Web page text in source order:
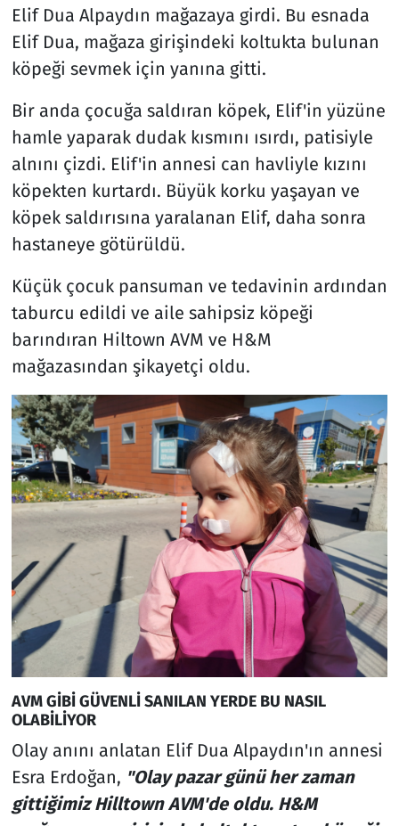
Elif Dua Alpaydın mağazaya girdi. Bu esnada
Elif Dua, mağaza girişindeki koltukta bulunan
köpeği sevmek için yanına gitti.
Bir anda çocuğa saldıran köpek, Elif'in yüzüne
hamle yaparak dudak kısmını ısırdı, patisiyle
alnını çizdi. Elif'in annesi can havliyle kızını
köpekten kurtardı. Büyük korku yaşayan ve
köpek saldırısına yaralanan Elif, daha sonra
hastaneye götürüldü.
Küçük çocuk pansuman ve tedavinin ardından
taburcu edildi ve aile sahipsiz köpeği
barındıran Hiltown AVM ve H&M
mağazasından şikayetçi oldu.
AVM GİBİ GÜVENLİ SANILAN YERDE BU NASIL
OLABİLİYOR
Olay anını anlatan Elif Dua Alpaydın'ın annesi
Esra Erdoğan, "Olay pazar günü her zaman
gittiğimiz Hilltown AVM'de oldu. H&M